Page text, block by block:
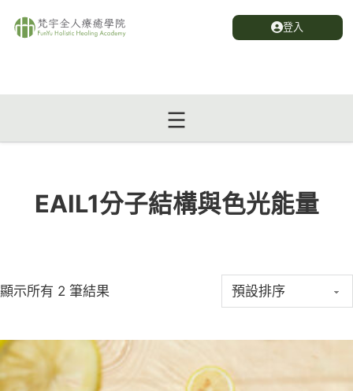
登入
EAIL1分子結構與色光能量
顯示所有 2 筆結果